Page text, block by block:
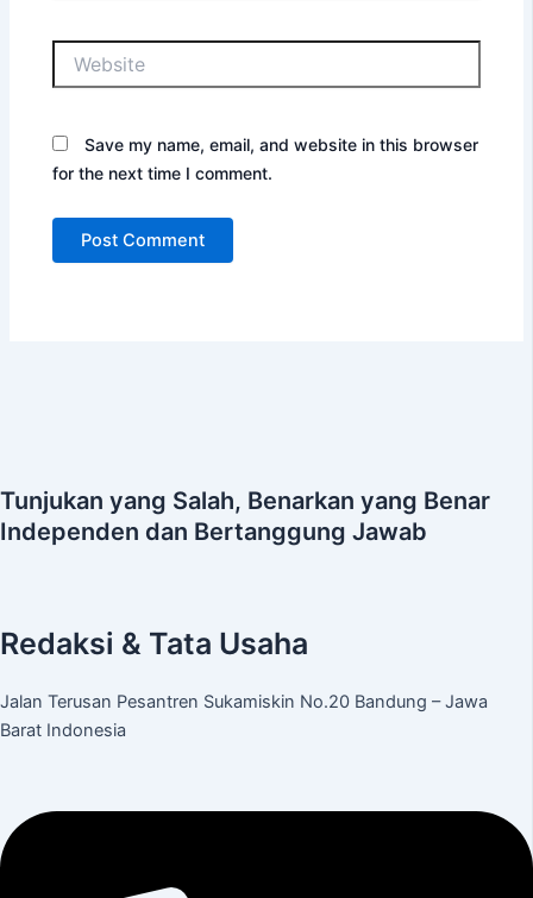
Save my name, email, and website in this browser
for the next time I comment.
Tunjukan yang Salah, Benarkan yang Benar
Independen dan Bertanggung Jawab
Redaksi & Tata Usaha
Jalan Terusan Pesantren Sukamiskin No.20 Bandung – Jawa
Barat Indonesia